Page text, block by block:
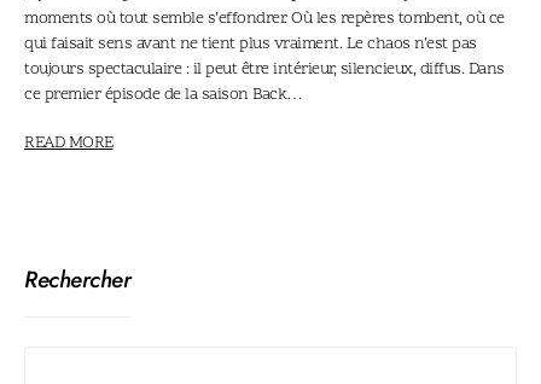
moments où tout semble s’effondrer. Où les repères tombent, où ce
qui faisait sens avant ne tient plus vraiment. Le chaos n’est pas
toujours spectaculaire : il peut être intérieur, silencieux, diffus. Dans
ce premier épisode de la saison Back…
READ MORE
Rechercher